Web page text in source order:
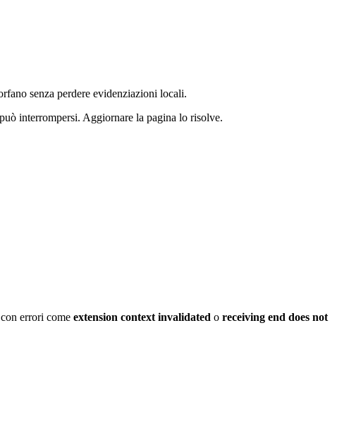
senza perdere evidenziazioni locali.
interrompersi. Aggiornare la pagina lo risolve.
errori come extension context invalidated o receiving end does not